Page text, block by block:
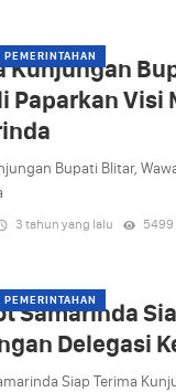
PEMERINTAHAN
Kunjungan
Paparkan Visi
Bupati Blitar,
3 tahun yang lalu 5499
PEMERINTAHAN
Samarinda
Delegasi
Siap Terima